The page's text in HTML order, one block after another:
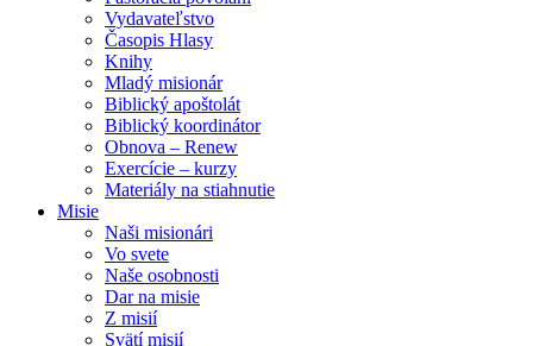
Vydavateľstvo
Časopis Hlasy
Knihy
Mladý misionár
Biblický apoštolát
Biblický koordinátor
Obnova – Renew
Exercície – kurzy
Materiály na stiahnutie
Misie
Naši misionári
Vo svete
Naše osobnosti
Dar na misie
Z misií
Svätí misií